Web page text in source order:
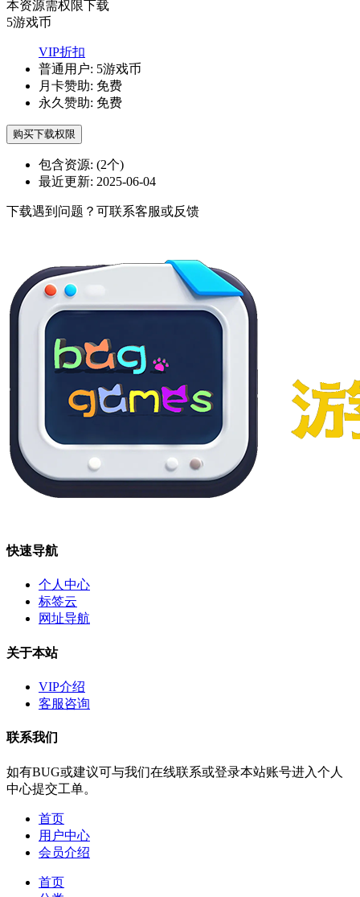
本资源需权限下载
5游戏币
VIP折扣
普通用户: 5游戏币
月卡赞助: 免费
永久赞助: 免费
购买下载权限
包含资源: (2个)
最近更新: 2025-06-04
下载遇到问题？可联系客服或反馈
快速导航
个人中心
标签云
网址导航
关于本站
VIP介绍
客服咨询
联系我们
如有BUG或建议可与我们在线联系或登录本站账号进入个人
中心提交工单。
首页
用户中心
会员介绍
首页